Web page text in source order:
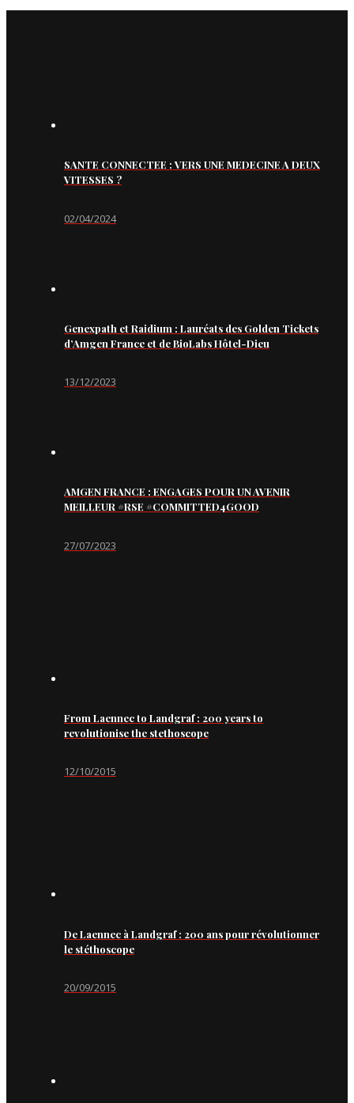
SANTE CONNECTEE : VERS UNE MEDECINE A DEUX
VITESSES ?
02/04/2024
Genexpath et Raidium : Lauréats des Golden Tickets
d’Amgen France et de BioLabs Hôtel-Dieu
13/12/2023
AMGEN FRANCE : ENGAGES POUR UN AVENIR
MEILLEUR #RSE #COMMITTED4GOOD
27/07/2023
From Laennec to Landgraf : 200 years to
revolutionise the stethoscope
12/10/2015
De Laennec à Landgraf : 200 ans pour révolutionner
le stéthoscope
20/09/2015